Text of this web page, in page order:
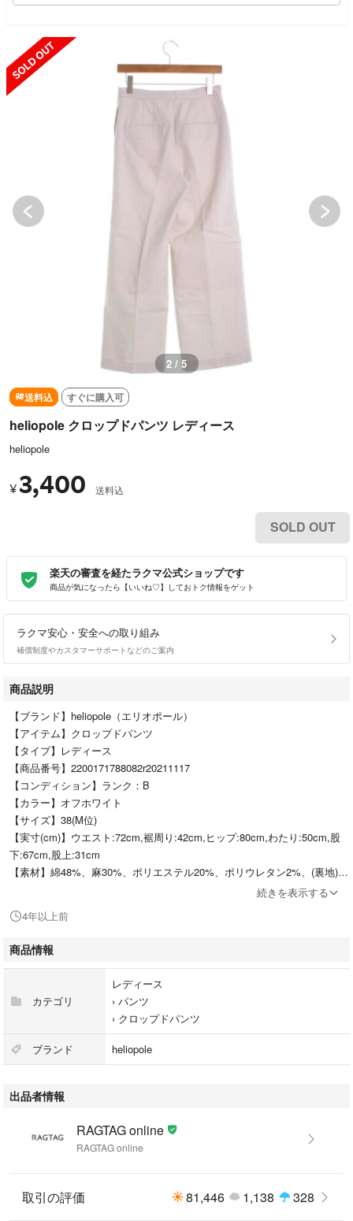
2 / 5
送料込 すぐに購入可
heliopole クロップドパンツ レディース
heliopole
¥3,400 送料込
SOLD OUT
楽天の審査を経たラクマ公式ショップです
商品が気になったら【いいね♡】しておトク情報をゲット
ラクマ安心・安全への取り組み
補償制度やカスタマーサポートなどのご案内
商品説明
【ブランド】heliopole（エリオポール）
【アイテム】クロップドパンツ
【タイプ】レディース
【商品番号】2200171788082r20211117
【コンディション】ランク：B
【カラー】オフホワイト
【サイズ】38(M位)
【実寸(cm)】ウエスト:72cm,裾周り:42cm,ヒップ:80cm,わたり:50cm,股
下:67cm,股上:31cm
【素材】綿48%、麻30%、ポリエステル20%、ポリウレタン2%、(裏地)ポ
【その他詳細】
シーズン：オールシーズン
ポケット：あり 外ポケット:4
生地の厚さ：普通
裏地：あり
光沢：なし
開閉：ファスナー
すが、ずれが生じ欠品となる場合もございます。
こちらの商品はラクマ公式パートナーのRAGTAGによって出品されていま
続きを表示する
4年以上前
商品情報
カテゴリ
レディース
› パンツ
› クロップドパンツ
ブランド heliopole
出品者情報
RAGTAG online
RAGTAG online
取引の評価 81,446 1,138 328